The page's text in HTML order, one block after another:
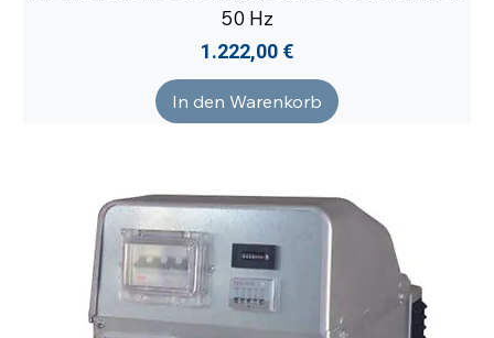
50 Hz
Preis
1.222,00 €
In den Warenkorb